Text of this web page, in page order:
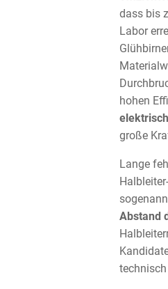
dass bis
Labor
hohen
große
Lange
Abstand